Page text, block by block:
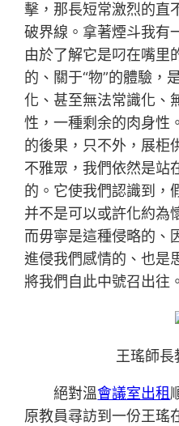
擊，那長短常激烈的直
破界線。拿著煙斗我有
由於了解它是叼在嘴里
的、關于“物”的體驗，
化、甚至無法常識化、
性，一種剩余的肉身性
的後果，只不外，展柜
不雅眾，我們依然是站
的。它使我們認識到，
并不是可以或許化約為
而毋寧是這種侵略的、
進侵我們感情的、也是
將我們自此中號召出往。
王瑤師長
絕對溫會議室出租
原教員尋訪到一份王瑤